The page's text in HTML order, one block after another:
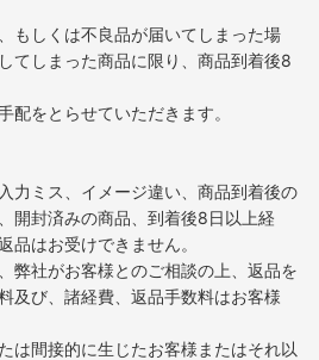
もしくは不良品が届いてしまった場
てしまった商品に限り、商品到着後8
配をとらせていただきます。
力ミス、イメージ違い、商品到着後の
開封済みの商品、到着後8日以上経
はお受けできません。
弊社がお客様とのご相談の上、返品を
及び、諸経費、返品手数料はお客様
は間接的に生じたお客様またはそれ以